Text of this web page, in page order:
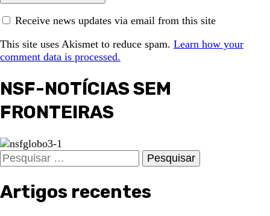
Receive news updates via email from this site
This site uses Akismet to reduce spam. Learn how your
comment data is processed.
NSF-NOTÍCIAS SEM
FRONTEIRAS
Pesquisar
por:
Artigos recentes